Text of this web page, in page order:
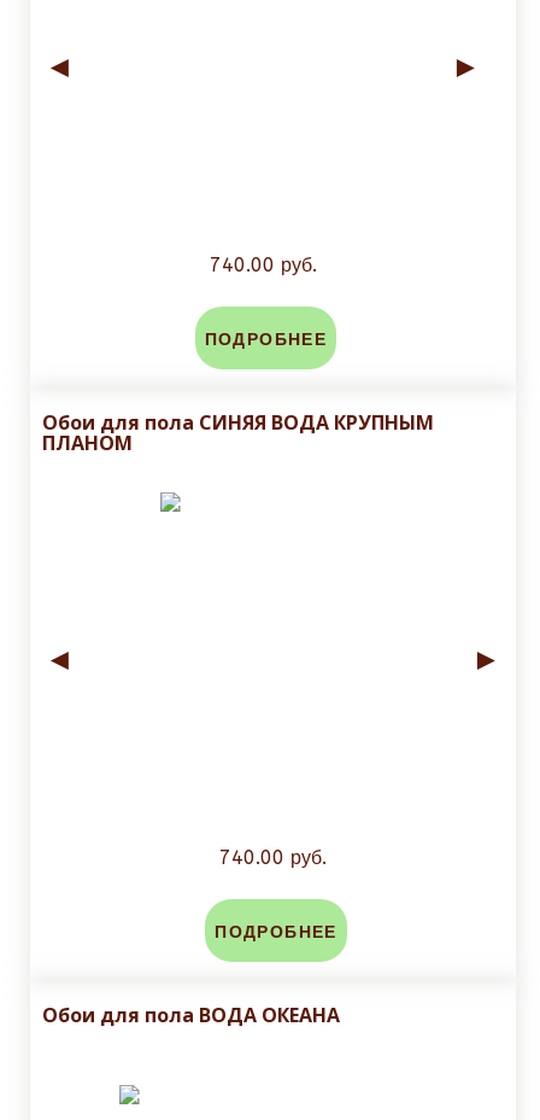
◄ ►
740.00 руб.
ПОДРОБНЕЕ
Обои для пола СИНЯЯ ВОДА КРУПНЫМ
ПЛАНОМ
◄ ►
740.00 руб.
ПОДРОБНЕЕ
Обои для пола ВОДА ОКЕАНА